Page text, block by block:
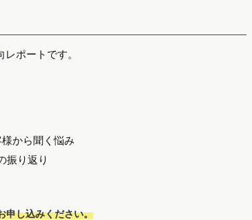
ポートです。
から聞く悩み
振り返り​
申し込みください。